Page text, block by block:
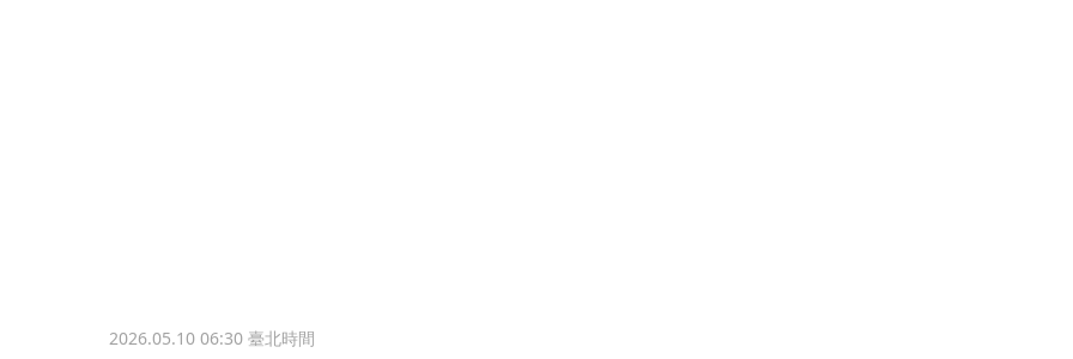
2026.05.10 06:30臺北時間